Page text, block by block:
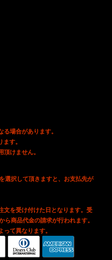
場合があります。
す。
けません。
選択して頂きますと、お支払先が
を受け付けた日となります。受
商品代金の請求が行われます。
て異なります。